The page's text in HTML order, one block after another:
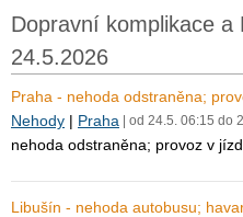
Dopravní komplikace a
24.5.2026
Praha - nehoda odstraněna;
Nehody | Praha | od 24.5. 06:15 do
nehoda odstraněna; provoz v
Libušín - nehoda autobusu;